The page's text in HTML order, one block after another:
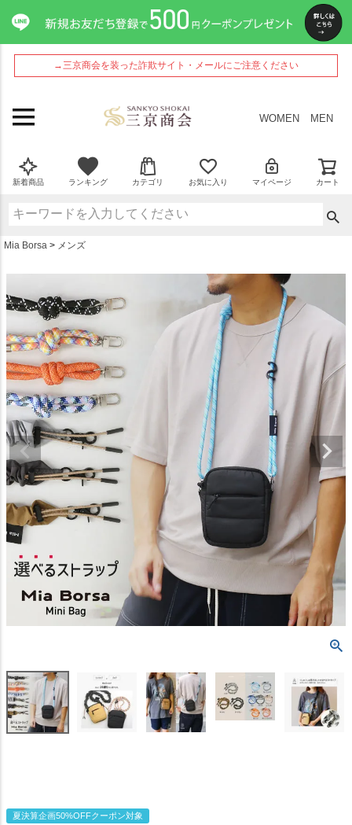
→三京商会を装った詐欺サイト・メールにご注意ください
WOMEN MEN
新着商品 ランキング カテゴリ お気に入り マイページ カート
Mia Borsa メンズ
夏決算企画50%OFFクーポン対象
ペー
ジト
ップ
へ